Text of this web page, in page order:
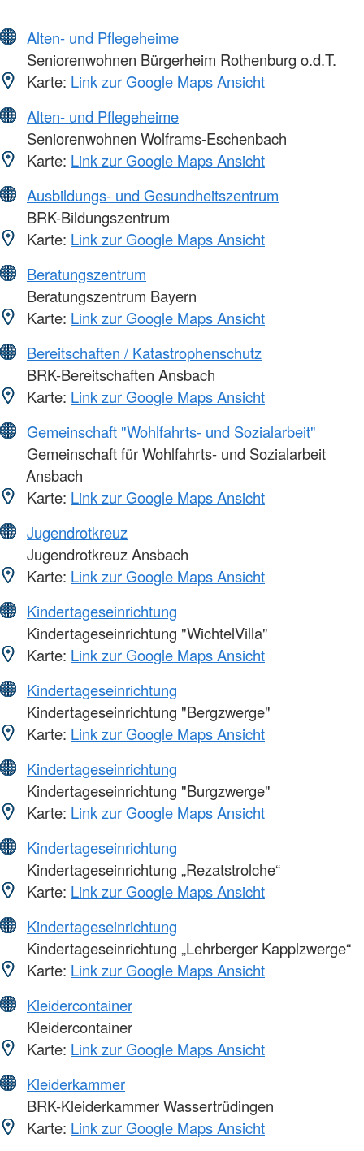
Alten- und Pflegeheime
Seniorenwohnen Bürgerheim Rothenburg o.d.T.
Karte: Link zur Google Maps Ansicht
Alten- und Pflegeheime
Seniorenwohnen Wolframs-Eschenbach
Karte: Link zur Google Maps Ansicht
Ausbildungs- und Gesundheitszentrum
BRK-Bildungszentrum
Karte: Link zur Google Maps Ansicht
Beratungszentrum
Beratungszentrum Bayern
Karte: Link zur Google Maps Ansicht
Bereitschaften / Katastrophenschutz
BRK-Bereitschaften Ansbach
Karte: Link zur Google Maps Ansicht
Gemeinschaft "Wohlfahrts- und Sozialarbeit"
Gemeinschaft für Wohlfahrts- und Sozialarbeit
Ansbach
Karte: Link zur Google Maps Ansicht
Jugendrotkreuz
Jugendrotkreuz Ansbach
Karte: Link zur Google Maps Ansicht
Kindertageseinrichtung
Kindertageseinrichtung "WichtelVilla"
Karte: Link zur Google Maps Ansicht
Kindertageseinrichtung
Kindertageseinrichtung "Bergzwerge"
Karte: Link zur Google Maps Ansicht
Kindertageseinrichtung
Kindertageseinrichtung "Burgzwerge"
Karte: Link zur Google Maps Ansicht
Kindertageseinrichtung
Kindertageseinrichtung „Rezatstrolche“
Karte: Link zur Google Maps Ansicht
Kindertageseinrichtung
Kindertageseinrichtung „Lehrberger Kapplzwerge“
Karte: Link zur Google Maps Ansicht
Kleidercontainer
Kleidercontainer
Karte: Link zur Google Maps Ansicht
Kleiderkammer
BRK-Kleiderkammer Wassertrüdingen
Karte: Link zur Google Maps Ansicht